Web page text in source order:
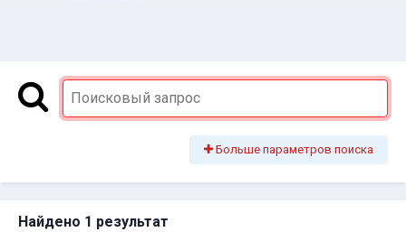
Больше параметров поиска
Найдено 1 результат